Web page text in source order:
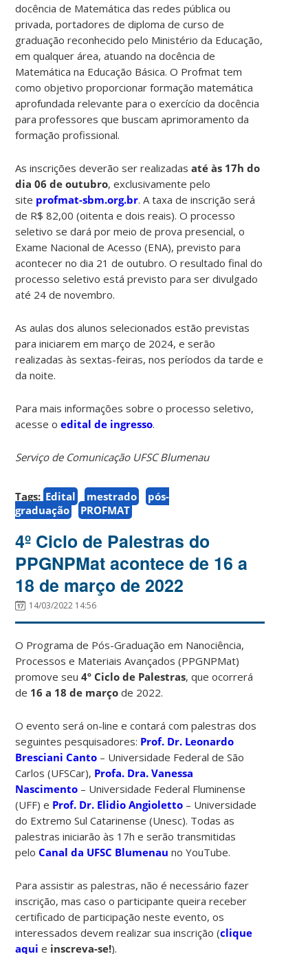
docência de Matemática das redes pública ou
privada, portadores de diploma de curso de
graduação reconhecido pelo Ministério da Educação,
em qualquer área, atuando na docência de
Matemática na Educação Básica. O Profmat tem
como objetivo proporcionar formação matemática
aprofundada relevante para o exercício da docência
para professores que buscam aprimoramento da
formação profissional.
As inscrições deverão ser realizadas até às 17h do
dia 06 de outubro, exclusivamente pelo
site profmat-sbm.org.br. A taxa de inscrição será
de R$ 82,00 (oitenta e dois reais). O processo
seletivo se dará por meio de prova presencial, o
Exame Nacional de Acesso (ENA), previsto para
acontecer no dia 21 de outubro. O resultado final do
processo seletivo está previsto para ser divulgado
até 24 de novembro.
As aulas dos alunos selecionados estão previstas
para iniciarem em março de 2024, e serão
realizadas às sextas-feiras, nos períodos da tarde e
da noite.
Para mais informações sobre o processo seletivo,
acesse oedital de ingresso.
Serviço de Comunicação UFSC Blumenau
Tags: Edital mestrado
pós-
graduação
PROFMAT
4º Ciclo de Palestras do
PPGNPMat acontece de 16 a
18 de março de 2022
14/03/2022 14:56
O Programa de Pós-Graduação em Nanociência,
Processos e Materiais Avançados (PPGNPMat)
promove seu4º Ciclo de Palestras, que ocorrerá
de 16 a 18 de março de 2022.
O evento será on-line e contará com palestras dos
seguintes pesquisadores: Prof. Dr. Leonardo
Bresciani Canto – Universidade Federal de São
Carlos (UFSCar), Profa. Dra. Vanessa
Nascimento – Universidade Federal Fluminense
(UFF) e Prof. Dr. Elidio Angioletto – Universidade
do Extremo Sul Catarinense (Unesc). Todas as
palestras iniciarão às 17h e serão transmitidas
peloCanal da UFSC Blumenau no YouTube.
Para assistir as palestras, não é necessário fazer
inscrição, mas caso o participante queira receber
certificado de participação neste evento, os
interessados devem realizar sua inscrição (clique
aqui e inscreva-se!).